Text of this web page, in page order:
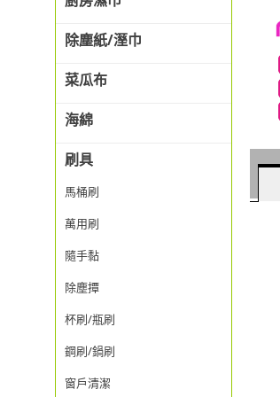
除塵紙/溼巾
菜瓜布
海綿
刷具
馬桶刷
萬用刷
隨手黏
除塵撢
杯刷/瓶刷
鋼刷/鍋刷
窗戶清潔